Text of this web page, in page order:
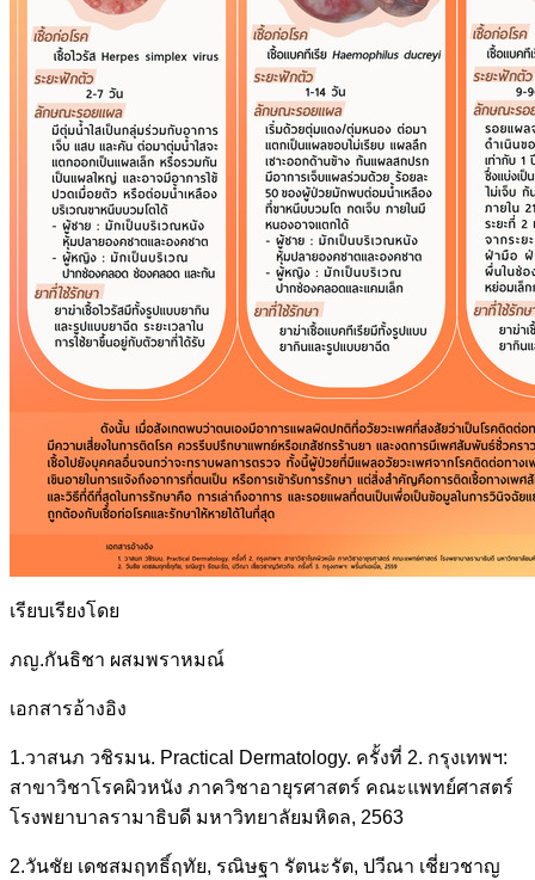
เรียบเรียงโดย
ภญ.กันธิชา ผสมพราหมณ์
เอกสารอ้างอิง
1.วาสนภ วชิรมน. Practical Dermatology. ครั้งที่ 2. กรุงเทพฯ:
สาขาวิชาโรคผิวหนัง ภาควิชาอายุรศาสตร์ คณะแพทย์ศาสตร์
โรงพยาบาลรามาธิบดี มหาวิทยาลัยมหิดล, 2563
2.วันชัย เดชสมฤทธิ์ฤทัย, รณิษฐา รัตนะรัต, ปวีณา เชี่ยวชาญ